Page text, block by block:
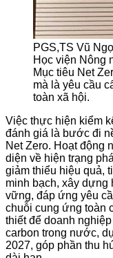
PGS,TS Vũ
Học viện Nông
Mục tiêu Net
mà là yêu cầu
toàn xã hội.
Việc thực hiện kiểm
đánh giá là bước đi
Net Zero. Hoạt động
diện về hiện trạng
giảm thiểu hiệu quả,
minh bạch, xây dựng
vững, đáp ứng yêu
chuỗi cung ứng toàn
thiết để doanh
carbon trong nước,
2027, góp phần thu